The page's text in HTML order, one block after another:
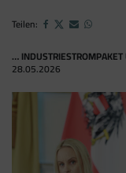
Teilen:
…
28.05.2026